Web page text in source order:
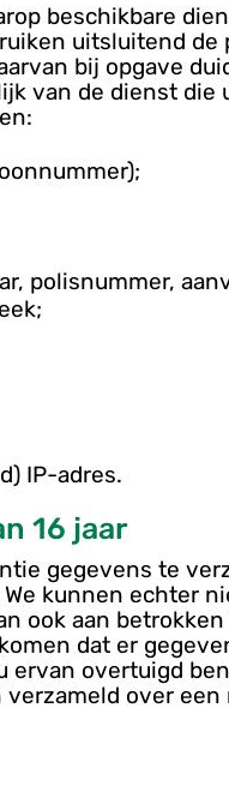
beschikbare
uitsluitend de
bij opgave
van de dienst die
polisnummer,
IP-adres.
16 jaar
gegevens te
kunnen echter
ook aan
dat er
ervan overtuigd
over een